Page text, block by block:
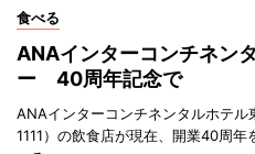
食べる
ANAインターコンチネン
ー 40周年記念で
ANAインターコンチネンタルホテ
1111）の飲食店が現在、開業40周